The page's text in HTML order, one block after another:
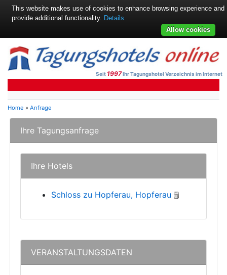
Seit 1997Ihr Tagungshotel Verzeichnis im Internet
Home » Anfrage
Ihre Tagungsanfrage
Ihre Hotels
Schloss zu Hopferau, Hopferau
VERANSTALTUNGSDATEN
This website makes use of cookies to enhance browsing experience and
provide additional functionality. Details
Allow cookies